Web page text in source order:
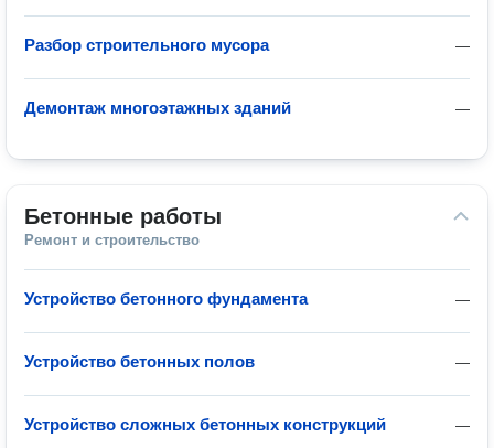
—
Разбор строительного мусора
—
Демонтаж многоэтажных зданий
Бетонные работы
Ремонт и строительство
—
Устройство бетонного фундамента
—
Устройство бетонных полов
—
Устройство сложных бетонных конструкций